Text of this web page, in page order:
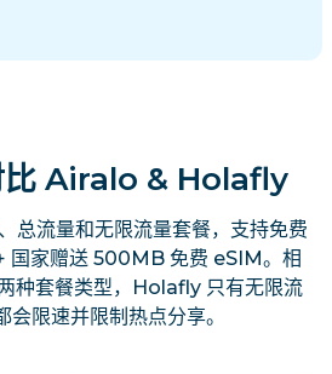
Airalo & Holafly
总流量和无限流量套餐，支持免费
国家赠送 500MB 免费 eSIM。相
种套餐类型，Holafly 只有无限流
会限速并限制热点分享。